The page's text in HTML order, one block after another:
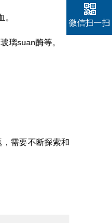
璃suan酶等。
需要不断探索和
微信扫一扫